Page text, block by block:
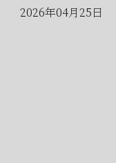
2026年04月25日